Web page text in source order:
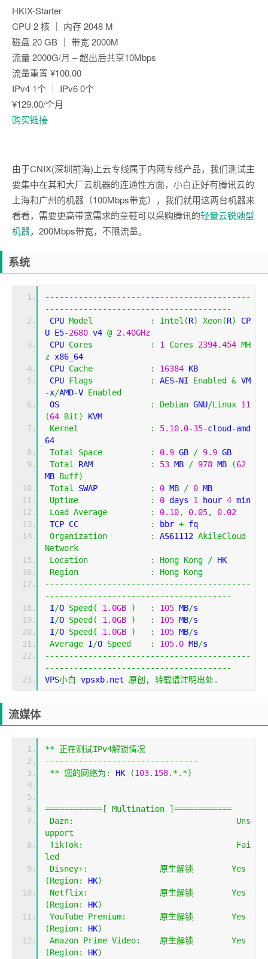
HKIX-Starter
CPU 2 核 ｜ 内存 2048 M
磁盘 20 GB ｜ 带宽 2000M
流量 2000G/月 – 超出后共享10Mbps
流量重置 ¥100.00
IPv4 1个 ｜ IPv6 0个
¥129.00/个月
购买链接
由于CNIX(深圳前海)上云专线属于内网专线产品，我们测试主
要集中在其和大厂云机器的连通性方面，小白正好有腾讯云的
上海和广州的机器（100Mbps带宽），我们就用这两台机器来
看看，需要更高带宽需求的童鞋可以采购腾讯的轻量云锐驰型
机器，200Mbps带宽，不限流量。
系统
-------------------------------------------
---------------------------------------
CPU Model : Intel (R) Xeon(R)
CP
U E5-2680 v4 @ 2.40GHz
CPU Cores : 1 Cores 2394.454 MH
z x86_64
CPU Cache : 16384 KB
CPU Flags : AES-NI Enabled & VM
-x/AMD-V Enabled
OS
: Debian GNU/Linux 11
(64 Bit)
KVM
Kernel
: 5.10. 0-35-cloud -amd
64
Total
Space : 0.9 GB / 9.9 GB
Total
RAM : 53 MB / 978 MB (62
MB Buff)
Total
SWAP : 0 MB / 0 MB
Uptime
: 0 days 1 hour 4 min
Load
Average : 0.10, 0.05,
0.02
TCP CC
: bbr + fq
Organization
: AS61112 AkileCloud
Network
Location
: Hong Kong / HK
Region
: Hong Kong
-------------------------------------------
---------------------------------------
I/O Speed ( 1.0GB ) : 105 MB/s
I/O Speed ( 1.0GB ) : 105 MB/s
I/O Speed ( 1.0GB ) : 105 MB/s
Average I/O Speed : 105.0 MB/s
-------------------------------------------
---------------------------------------
VPS小白 vpsxb. net 原创, 转载请注明出处.
流媒体
** 正在测试IPv4解锁情况
--------------------------------
** 您的网络为: HK (103.158.*.*)
============[ Multination
]============
Dazn:
Uns
upport
TikTok:
Fai
led
Disney+: 原生解锁
Yes
(Region: HK)
Netflix: 原生解锁
Yes
(Region: HK)
YouTube Premium: 原生解锁
Yes
(Region: HK)
Amazon Prime Video: 原生解锁
Yes
(Region: HK)